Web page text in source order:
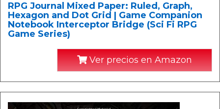
RPG Journal Mixed Paper: Ruled, Graph,
Hexagon and Dot Grid | Game Companion
Notebook Interceptor Bridge (Sci Fi RPG
Game Series)
Ver precios en Amazon